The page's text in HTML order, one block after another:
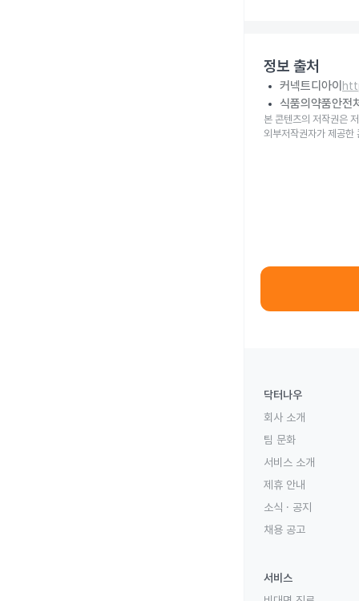
정보 출처
커넥트디아이
식품의약품안전
본 콘텐츠의 저작권은
외부저작권자가 제공한
닥터나우
회사 소개
팀 문화
서비스 소개
제휴 안내
소식 · 공지
채용 공고
서비스